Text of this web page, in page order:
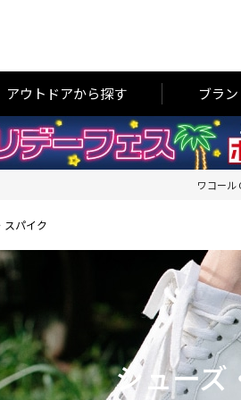
アウトドアから探す ブラ
ワコール
スパイク
シューズ